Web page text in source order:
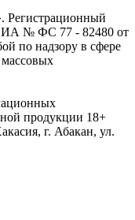
ИА № ФС 77 - 82480 от
по надзору в сфере
продукции 18+
г. Абакан, ул.